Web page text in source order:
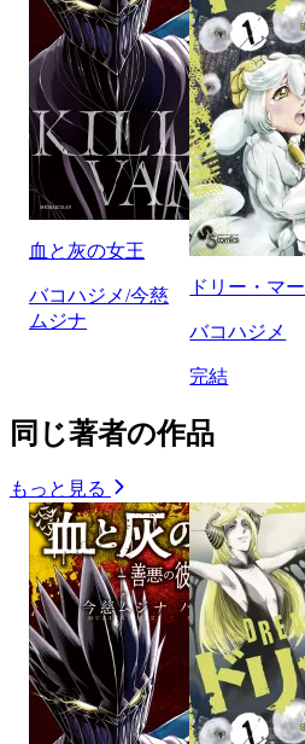
血と灰の女王
バコハジメ/今慈
ムジナ
ドリー・マー
バコハジメ
完結
同じ著者の作品
もっと見る